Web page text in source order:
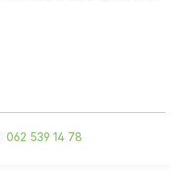
062 539 14 78